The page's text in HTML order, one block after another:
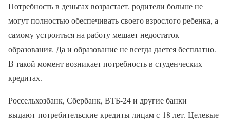
Потребность в деньгах возрастает, родители больше не
могут полностью обеспечивать своего взрослого ребенка, а
самому устроиться на работу мешает недостаток
образования. Да и образование не всегда дается бесплатно.
В такой момент возникает потребность в студенческих
кредитах.
Россельхозбанк, Сбербанк, ВТБ-24 и другие банки
выдают потребительские кредиты лицам с 18 лет. Целевые